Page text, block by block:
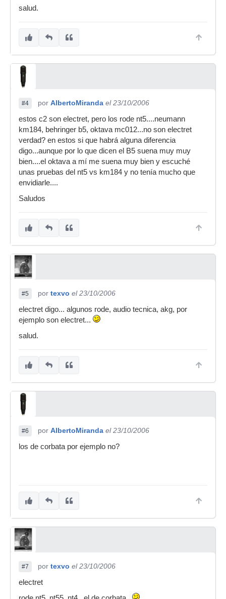
salud.
#4 por AlbertoMiranda el 23/10/2006
estos c2 son electret, pero los rode nt5....neumann
km184, behringer b5, oktava mc012...no son electret
verdad? en estos si que habrá alguna diferencia
digo...aunque por lo que dicen el B5 suena muy muy
bien....el oktava a mí me suena muy bien y escuché
unas pruebas del nt5 vs km184 y no tenía mucho que
envidiarle....
Saludos
#5 por texvo el 23/10/2006
electret digo... algunos rode, audio tecnica, akg, por
ejemplo son electret...
salud.
#6 por AlbertoMiranda el 23/10/2006
los de corbata por ejemplo no?
#7 por texvo el 23/10/2006
electret